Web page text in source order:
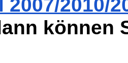
können